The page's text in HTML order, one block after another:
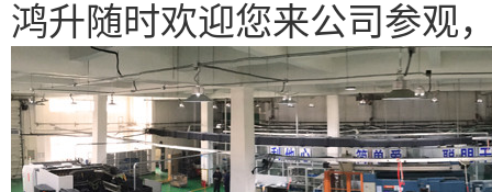
鸿升随时欢迎您来公司参观